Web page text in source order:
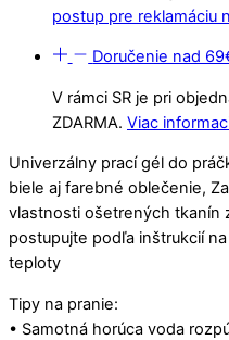
postup pre reklamáciu
Doručenie nad
V rámci SR je pri
ZDARMA. Viac
Univerzálny prací gél do
biele aj farebné oblečenie,
vlastnosti ošetrených tkanín
postupujte podľa inštrukcií
teploty
Tipy na pranie:
• Samotná horúca voda